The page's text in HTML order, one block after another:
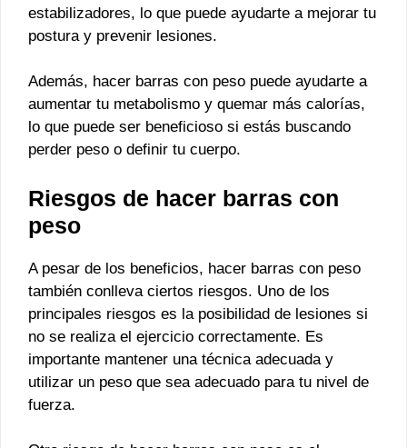
estabilizadores, lo que puede ayudarte a mejorar tu
postura y prevenir lesiones.
Además, hacer barras con peso puede ayudarte a
aumentar tu metabolismo y quemar más calorías,
lo que puede ser beneficioso si estás buscando
perder peso o definir tu cuerpo.
Riesgos de hacer barras con
peso
A pesar de los beneficios, hacer barras con peso
también conlleva ciertos riesgos. Uno de los
principales riesgos es la posibilidad de lesiones si
no se realiza el ejercicio correctamente. Es
importante mantener una técnica adecuada y
utilizar un peso que sea adecuado para tu nivel de
fuerza.